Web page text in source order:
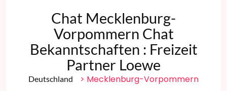
Chat Mecklenburg-
Vorpommern Chat
Bekanntschaften : Freizeit
Partner Loewe
Deutschland > Mecklenburg-Vorpommern